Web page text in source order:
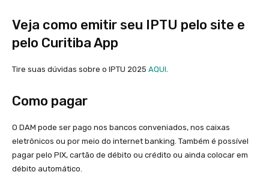
Veja como emitir seu IPTU pelo site e
pelo Curitiba App
Tire suas dúvidas sobre o IPTU 2025 AQUI
Como pagar
O DAM pode ser pago nos bancos conveniados, nos caixas
eletrônicos ou por meio do internet banking. Também é possível
pagar pelo PIX, cartão de débito ou crédito ou ainda colocar em
débito automático.